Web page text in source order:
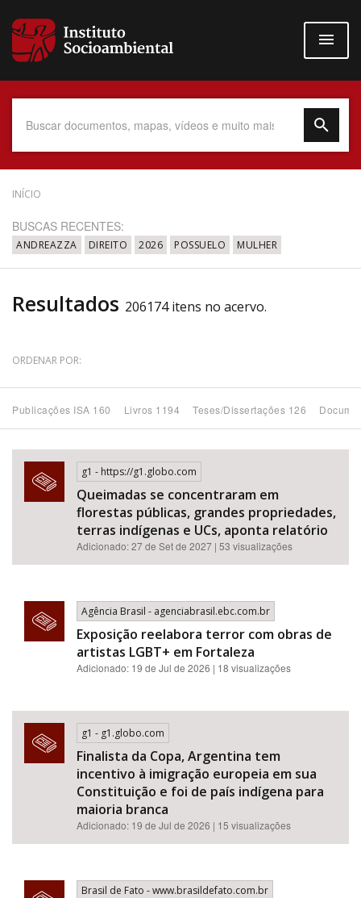
para
conteúdo
Data do Documento
Até
Povo Indígena
Subtema
Área de Levantamento
Área Protegida
BUSCAR
INÍCIO
BUSCAS RECENTES:
ANDREAZZA DIREITO 2026 POSSUELO MULHER
Resultados 206174 itens no acervo.
ORDENAR POR:
Publicações ISA 160 Livros 1194 Teses/Dissertações 126
g1 - https://g1.globo.com
Queimadas se concentraram em
florestas públicas, grandes propriedades,
terras indígenas e UCs, aponta relatório
Adicionado: 27 de Set de 2027 | 53 visualizações
Agência Brasil - agenciabrasil.ebc.com.br
Exposição reelabora terror com obras de
artistas LGBT+ em Fortaleza
Adicionado: 19 de Jul de 2026 | 18 visualizações
g1 - g1.globo.com
Finalista da Copa, Argentina tem
incentivo à imigração europeia em sua
Constituição e foi de país indígena para
maioria branca
Adicionado: 19 de Jul de 2026 | 15 visualizações
Brasil de Fato - www.brasildefato.com.br